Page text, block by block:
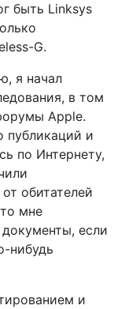
быть Linksys
G.
я начал
в том
Apple.
публикаций и
по Интернету,
обитателей
мне
если
нибудь
и